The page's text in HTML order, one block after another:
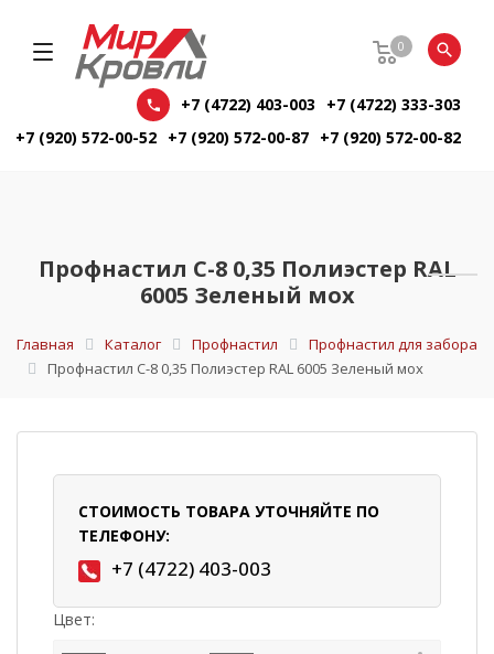
0
+7 (4722) 403-003
+7 (4722) 333-303
+7 (920) 572-00-52 +7 (920) 572-00-87 +7 (920) 572-00-82
Профнастил С-8 0,35 Полиэстер RAL
6005 Зеленый мох
Главная Каталог Профнастил
Профнастил для забора
Профнастил С-8 0,35 Полиэстер RAL 6005 Зеленый мох
СТОИМОСТЬ ТОВАРА УТОЧНЯЙТЕ ПО
ТЕЛЕФОНУ:
+7 (4722) 403-003
Цвет: